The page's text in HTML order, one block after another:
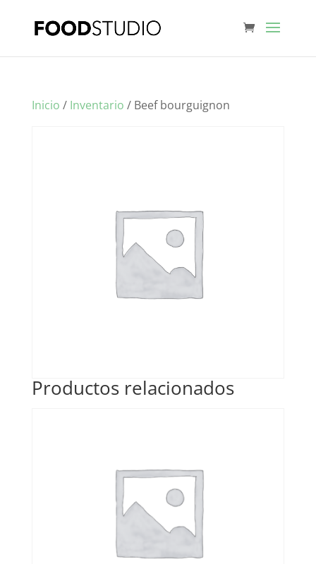
Inicio / Inventario / Beef bourguignon
Productos relacionados